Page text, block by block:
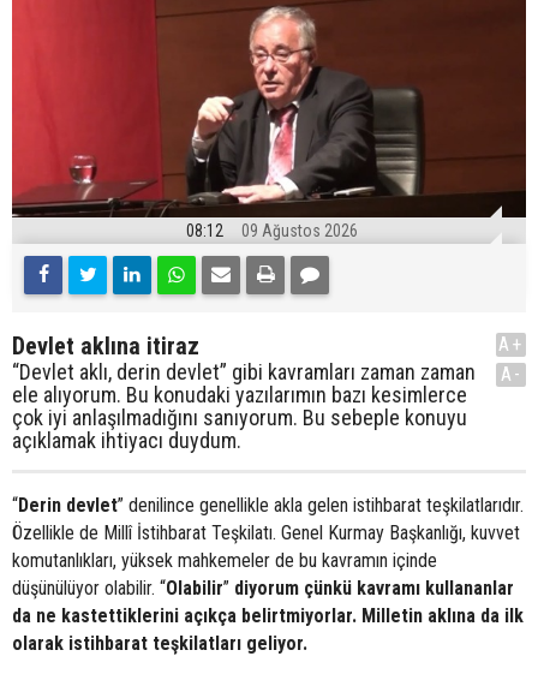
08:12 09 Ağustos 2026
Devlet aklına itiraz
“Devlet aklı, derin devlet” gibi kavramları zaman zaman
ele alıyorum. Bu konudaki yazılarımın bazı kesimlerce
çok iyi anlaşılmadığını sanıyorum. Bu sebeple konuyu
açıklamak ihtiyacı duydum.
A+
A-
“Derin devlet” denilince genellikle akla gelen istihbarat teşkilatlarıdır.
Özellikle de Millî İstihbarat Teşkilatı. Genel Kurmay Başkanlığı, kuvvet
komutanlıkları, yüksek mahkemeler de bu kavramın içinde
düşünülüyor olabilir. “Olabilir” diyorum çünkü kavramı kullananlar
da ne kastettiklerini açıkça belirtmiyorlar. Milletin aklına da ilk
olarak istihbarat teşkilatları geliyor.